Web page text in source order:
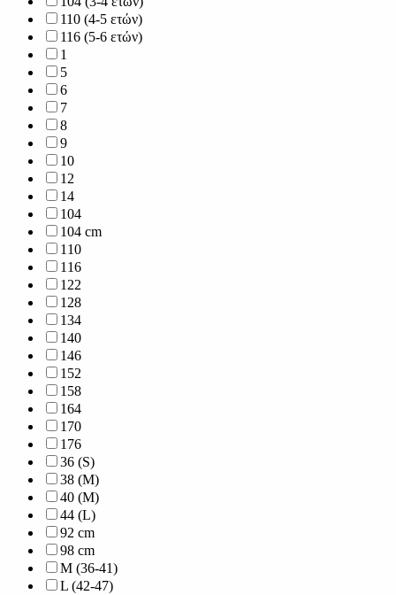
110 (4-5 ετών)
116 (5-6 ετών)
1
5
6
7
8
9
10
12
14
104
104 cm
110
116
122
128
134
140
146
152
158
164
170
176
36 (S)
38 (M)
40 (M)
44 (L)
92 cm
98 cm
M (36-41)
L (42-47)